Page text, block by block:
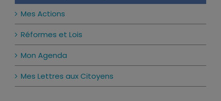
Mes Actions
Réformes et Lois
Mon Agenda
Mes Lettres aux Citoyens